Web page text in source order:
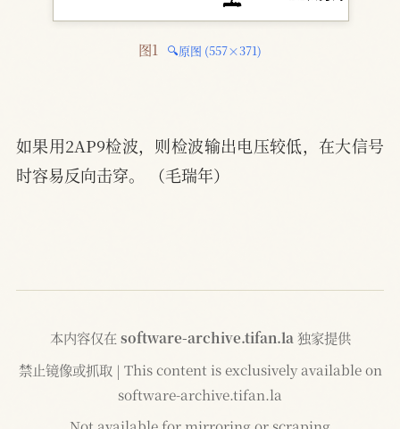
图1 🔍原图 (557×371)
如果用2AP9检波，则检波输出电压较低，在大信号
时容易反向击穿。 （毛瑞年）
本内容仅在 software-archive.tifan.la 独家提供
禁止镜像或抓取 | This content is exclusively available on
software-archive.tifan.la